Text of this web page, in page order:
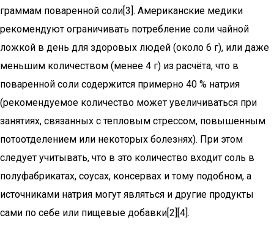
граммам поваренной соли[3]. Американские медики
рекомендуют ограничивать потребление соли чайной
ложкой в день для здоровых людей (около 6 г), или даже
меньшим количеством (менее 4 г) из расчёта, что в
поваренной соли содержится примерно 40 % натрия
(рекомендуемое количество может увеличиваться при
занятиях, связанных с тепловым стрессом, повышенным
потоотделением или некоторых болезнях). При этом
следует учитывать, что в это количество входит соль в
полуфабрикатах, соусах, консервах и тому подобном, а
источниками натрия могут являться и другие продукты
сами по себе или пищевые добавки[2][4].